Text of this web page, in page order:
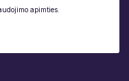
apimties.